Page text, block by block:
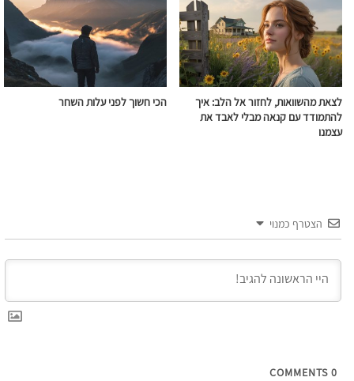
לצאת מהשוואות, לחזור אל הלב: איך
להתמודד עם קנאה מבלי לאבד את
עצמנו
הכי חשוך לפני עלות השחר
הצטרף כמנוי
0